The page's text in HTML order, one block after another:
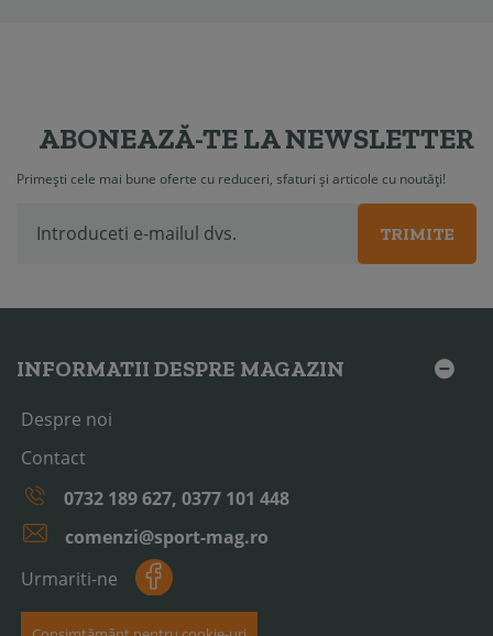
ABONEAZĂ-TE LA NEWSLETTER
Primești cele mai bune oferte cu reduceri, sfaturi și articole cu noutăți!
TRIMITE
INFORMATII DESPRE MAGAZIN
Despre noi
Contact
0732 189 627, 0377 101 448
comenzi@sport-mag.ro
Urmariti-ne